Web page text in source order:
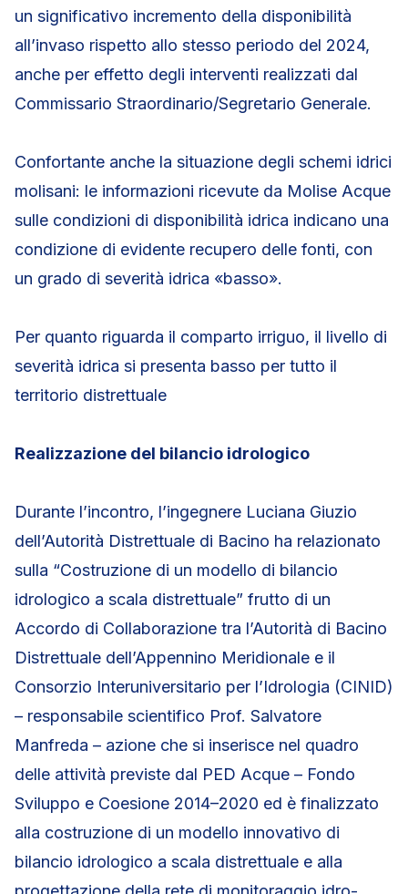
un significativo incremento della disponibilità
all’invaso rispetto allo stesso periodo del 2024,
anche per effetto degli interventi realizzati dal
Commissario Straordinario/Segretario Generale.
Confortante anche la situazione degli schemi idrici
molisani: le informazioni ricevute da Molise Acque
sulle condizioni di disponibilità idrica indicano una
condizione di evidente recupero delle fonti, con
un grado di severità idrica «basso».
Per quanto riguarda il comparto irriguo, il livello di
severità idrica si presenta basso per tutto il
territorio distrettuale
Realizzazione del bilancio idrologico
Durante l’incontro, l’ingegnere Luciana Giuzio
dell’Autorità Distrettuale di Bacino ha relazionato
sulla “Costruzione di un modello di bilancio
idrologico a scala distrettuale” frutto di un
Accordo di Collaborazione tra l’Autorità di Bacino
Distrettuale dell’Appennino Meridionale e il
Consorzio Interuniversitario per l’Idrologia (CINID)
– responsabile scientifico Prof. Salvatore
Manfreda – azione che si inserisce nel quadro
delle attività previste dal PED Acque – Fondo
Sviluppo e Coesione 2014–2020 ed è finalizzato
alla costruzione di un modello innovativo di
bilancio idrologico a scala distrettuale e alla